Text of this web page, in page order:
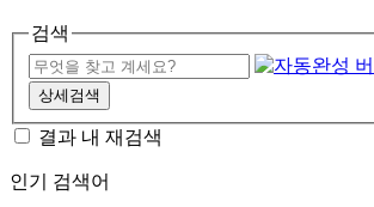
검색
상세검색
결과 내 재검색
인기 검색어